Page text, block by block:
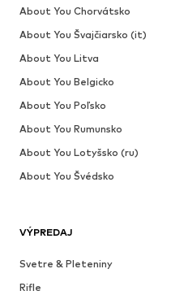
VÝPREDAJ
Svetre & Pleteniny
Rifle
About You Chorvátsko
About You Švajčiarsko (it)
About You Litva
About You Belgicko
About You Poľsko
About You Rumunsko
About You Lotyšsko (ru)
About You Švédsko